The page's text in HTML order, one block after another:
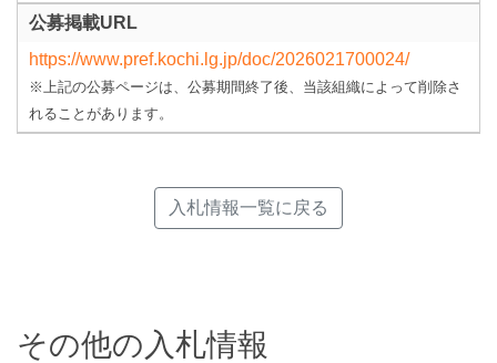
公募掲載URL
https://www.pref.kochi.lg.jp/doc/2026021700024/
※上記の公募ページは、公募期間終了後、当該組織によって削除さ
れることがあります。
入札情報一覧に戻る
その他の入札情報